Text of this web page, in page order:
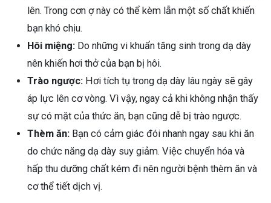
lên. Trong cơn ợ này có thể kèm lẫn một số chất khiến
bạn khó chịu.
Hôi miệng: Do những vi khuẩn tăng sinh trong dạ dày
nên khiến hơi thở của bạn bị hôi.
Trào ngược: Hơi tích tụ trong dạ dày lâu ngày sẽ gây
áp lực lên cơ vòng. Vì vậy, ngay cả khi không nhận thấy
sự có mặt của thức ăn, bạn cũng dễ bị trào ngược.
Thèm ăn: Bạn có cảm giác đói nhanh ngay sau khi ăn
do chức năng dạ dày suy giảm. Việc chuyển hóa và
hấp thu dưỡng chất kém đi nên người bệnh thèm ăn và
cơ thể tiết dịch vị.